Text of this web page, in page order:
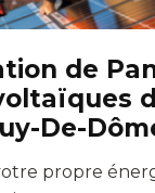
de
De-
propre